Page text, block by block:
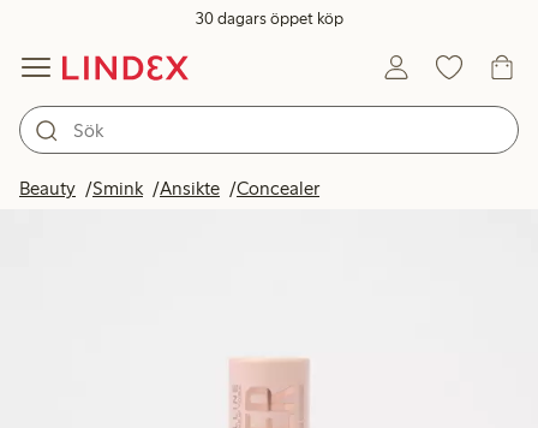
30 dagars öppet köp
Beauty Smink Ansikte Concealer